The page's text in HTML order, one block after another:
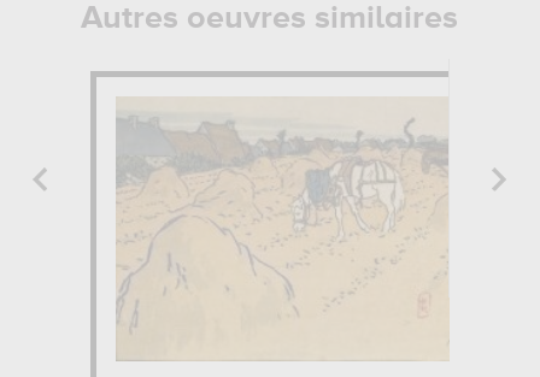
Autres oeuvres similaires